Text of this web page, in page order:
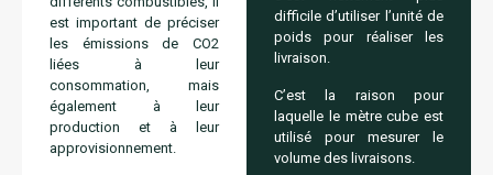
est important de préciser
les émissions de CO2
liées à leur
consommation, mais
également à leur
production et à leur
approvisionnement.
difficile d’utiliser l’unité de
poids pour réaliser les
livraison.
C’est la raison pour
laquelle le mètre cube est
utilisé pour mesurer le
volume des livraisons.